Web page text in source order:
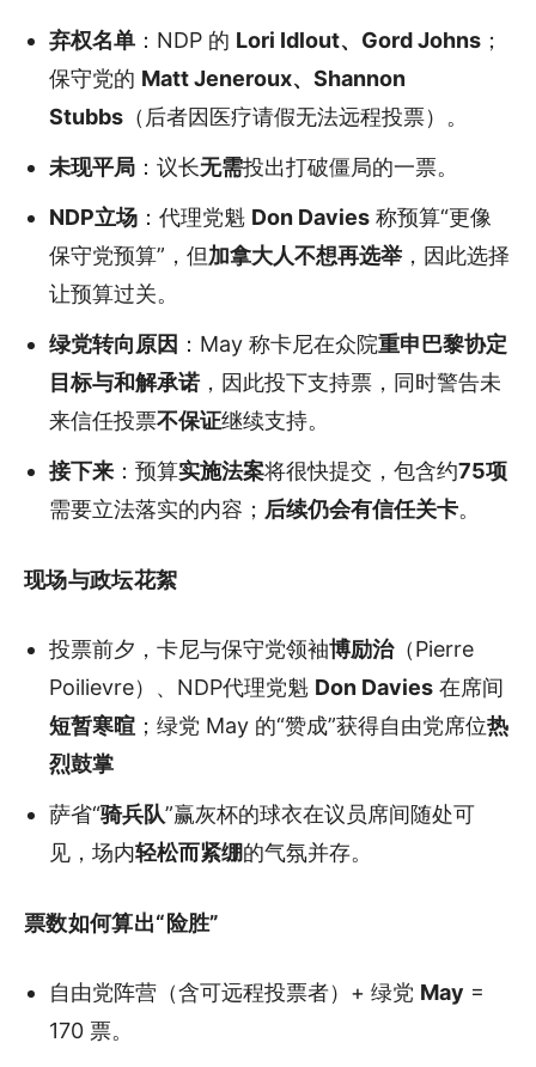
弃权名单 ：NDP 的 Lori Idlout、Gord Johns ；
保守党的 Matt Jeneroux、Shannon
Stubbs （后者因医疗请假无法远程投票）。
未现平局 ：议长无需投出打破僵局的一票。
NDP立场 ：代理党魁 Don Davies 称预算“更像
保守党预算”，但加拿大人不想再选举 ，因此选择
让预算过关。
绿党转向原因 ：May 称卡尼在众院重申巴黎协定
目标与和解承诺，因此投下支持票，同时警告未
来信任投票不保证继续支持。
接下来 ：预算实施法案将很快提交，包含约75项
需要立法落实的内容； 后续仍会有信任关卡。
现场与政坛花絮
投票前夕，卡尼与保守党领袖博励治（Pierre
Poilievre）、NDP代理党魁 Don Davies 在席间
短暂寒暄 ；绿党 May 的“赞成”获得自由党席位热
烈鼓掌
萨省“骑兵队”赢灰杯的球衣在议员席间随处可
见，场内轻松而紧绷的气氛并存。
票数如何算出“险胜”
自由党阵营（含可远程投票者）+ 绿党 May =
170 票。